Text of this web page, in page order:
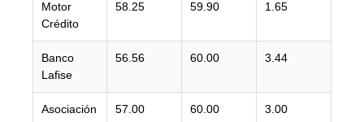
Motor
Crédito
58.25 59.90 1.65
Banco
Lafise
56.56 60.00 3.44
Asociación
57.00 60.00 3.00